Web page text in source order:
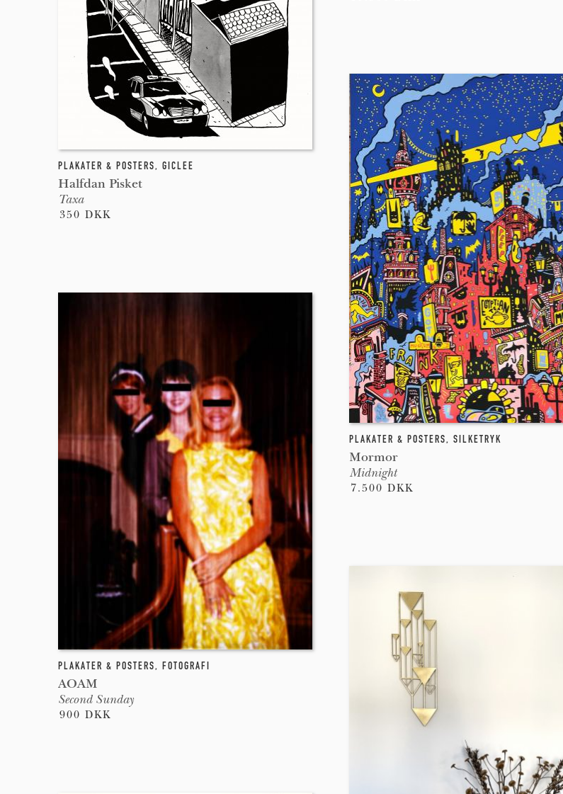
PLAKATER & POSTERS, GICLEE
Halfdan Pisket
Taxa
350 DKK
PLAKATER & POSTERS, FOTOGRAFI
AOAM
Second Sunday
900 DKK
PLAKATER & POSTERS, SILKETRYK
Mormor
Midnight
7.500 DKK